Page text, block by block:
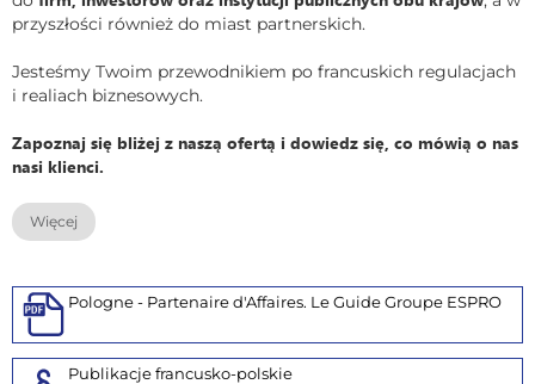
przyszłości również do miast partnerskich.
Jesteśmy Twoim przewodnikiem po francuskich regulacjach
i realiach biznesowych.
Zapoznaj się bliżej z naszą ofertą i dowiedz się, co mówią o nas
nasi klienci.
Więcej
Pologne - Partenaire d'Affaires. Le Guide Groupe ESPRO
Publikacje francusko-polskie